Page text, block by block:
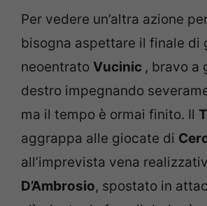
Per vedere un’altra azione
bisogna aspettare il finale di
neoentrato Vucinic , bravo a
destro impegnando
ma il tempo è ormai finito. Il
aggrappa alle giocate di
all’imprevista vena
D’Ambrosio, spostato in